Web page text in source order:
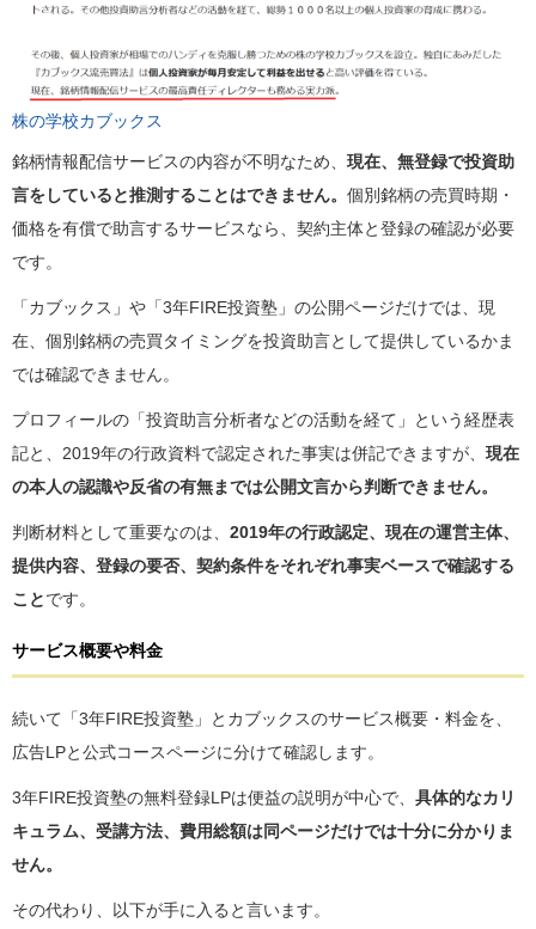
株の学校カブックス
銘柄情報配信サービスの内容が不明なため、 現在、無登録で投資助
言をしていると推測することはできません。 個別銘柄の売買時期・
価格を有償で助言するサービスなら、契約主体と登録の確認が必要
です。
「カブックス」や「3年FIRE投資塾」の公開ページだけでは、現
在、個別銘柄の売買タイミングを投資助言として提供しているかま
では確認できません。
プロフィールの「投資助言分析者などの活動を経て」という経歴表
記と、2019年の行政資料で認定された事実は併記できますが、 現在
の本人の認識や反省の有無までは公開文言から判断できません。
判断材料として重要なのは、 2019年の行政認定、現在の運営主体、
提供内容、登録の要否、契約条件をそれぞれ事実ベースで確認する
ことです。
サービス概要や料金
続いて「3年FIRE投資塾」とカブックスのサービス概要・料金を、
広告LPと公式コースページに分けて確認します。
3年FIRE投資塾の無料登録LPは便益の説明が中心で、 具体的なカリ
キュラム、受講方法、費用総額は同ページだけでは十分に分かりま
せん。
その代わり、以下が手に入ると言います。